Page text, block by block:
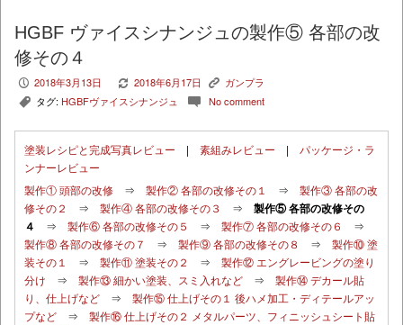
HGBF ヴァイスシナンジュの製作⑤ 各部の改
修その４
P 2018年3月13日 V 2018年6月17日 K ガンプラ
, タグ: HGBFヴァイスシナンジュ c No comment
塗装レシピと完成写真レビュー | 素組みレビュー | パッケージ・ラ
ンナーレビュー
製作① 頭部の改修 ⇒ 製作② 各部の改修その１ ⇒ 製作③ 各部の改
修その２
⇒ 製作④ 各部の改修その３ ⇒ 製作⑤ 各部の改修その
４
⇒ 製作⑥ 各部の改修その５ ⇒ 製作⑦ 各部の改修その６
⇒
製作⑧ 各部の改修その７
⇒ 製作⑨ 各部の改修その８ ⇒ 製作⑩ 塗
装その１
⇒ 製作⑪ 塗装その２ ⇒ 製作⑫ エングレービングの塗り
分け ⇒ 製作⑬ 細かい塗装、スミ入れなど ⇒ 製作⑭ デカール貼
り、仕上げなど ⇒ 製作⑮ 仕上げその１ 後ハメ加工・ディテールアッ
プなど ⇒ 製作⑯ 仕上げその２ メタルパーツ、フィニッシュシート貼